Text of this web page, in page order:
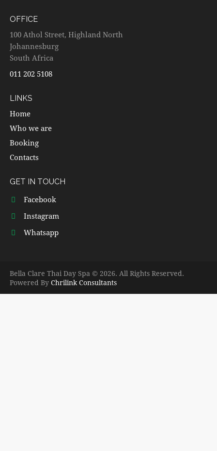
OFFICE
100 Athol Street, Highland North
Johannesburg
South Africa
011 202 5108
LINKS
Home
Who we are
Booking
Contacts
GET IN TOUCH
Facebook
Instagram
Whatsapp
Bella Clare Thai Day Spa © 2026. All Rights Reserved.
Powered By Chrilink Consultants